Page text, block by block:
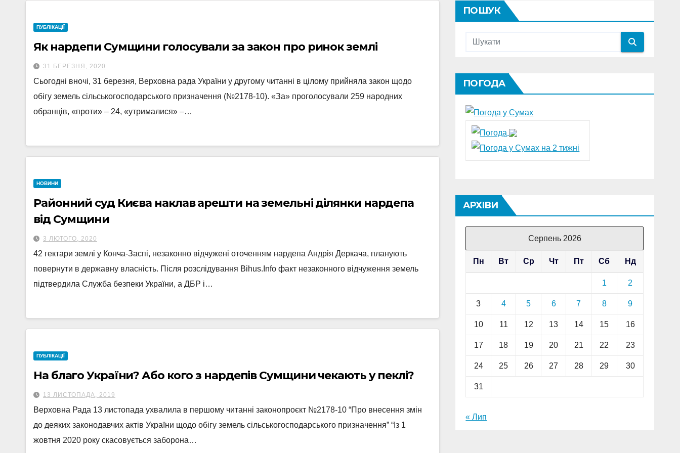
ПУБЛІКАЦІЇ
Як нардепи Сумщини голосували за закон про ринок землі
31 БЕРЕЗНЯ, 2020
Сьогодні вночі, 31 березня, Верховна рада України у другому читанні в цілому прийняла закон щодо
обігу земель сільськогосподарського призначення (№2178-10). «За» проголосували 259 народних
обранців, «проти» – 24, «утрималися» –…
НОВИНИ
Районний суд Києва наклав арешти на земельні ділянки нардепа
від Сумщини
3 ЛЮТОГО, 2020
42 гектари землі у Конча-Заспі, незаконно відчужені оточенням нардепа Андрія Деркача, планують
повернути в державну власність. Після розслідування Bihus.Info факт незаконного відчуження земель
підтвердила Служба безпеки України, а ДБР і…
ПУБЛІКАЦІЇ
На благо України? Або кого з нардепів Сумщини чекають у пеклі?
13 ЛИСТОПАДА, 2019
Верховна Рада 13 листопада ухвалила в першому читанні законопроєкт №2178-10 “Про внесення змін
до деяких законодавчих актів України щодо обігу земель сільськогосподарського призначення” “Із 1
жовтня 2020 року скасовується заборона…
ПОШУК
ПОГОДА
АРХІВИ
Серпень 2026
Пн Вт Ср Чт Пт Сб Нд
1 2
3 4 5 6 7 8 9
10 11 12 13 14 15 16
17 18 19 20 21 22 23
24 25 26 27 28 29 30
31
« Лип